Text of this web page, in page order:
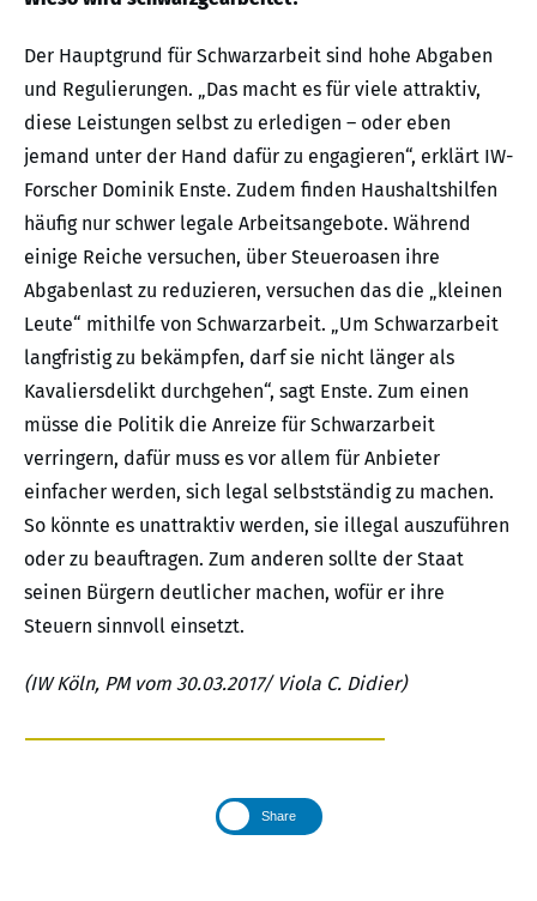
Der Hauptgrund für Schwarzarbeit sind hohe Abgaben
und Regulierungen. „Das macht es für viele attraktiv,
diese Leistungen selbst zu erledigen – oder eben
jemand unter der Hand dafür zu engagieren“, erklärt IW-
Forscher Dominik Enste. Zudem finden Haushaltshilfen
häufig nur schwer legale Arbeitsangebote. Während
einige Reiche versuchen, über Steueroasen ihre
Abgabenlast zu reduzieren, versuchen das die „kleinen
Leute“ mithilfe von Schwarzarbeit. „Um Schwarzarbeit
langfristig zu bekämpfen, darf sie nicht länger als
Kavaliersdelikt durchgehen“, sagt Enste. Zum einen
müsse die Politik die Anreize für Schwarzarbeit
verringern, dafür muss es vor allem für Anbieter
einfacher werden, sich legal selbstständig zu machen.
So könnte es unattraktiv werden, sie illegal auszuführen
oder zu beauftragen. Zum anderen sollte der Staat
seinen Bürgern deutlicher machen, wofür er ihre
Steuern sinnvoll einsetzt.
(IW Köln, PM vom 30.03.2017/ Viola C. Didier)
Share